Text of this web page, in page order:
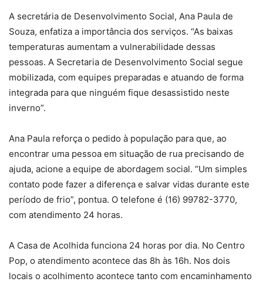
A secretária de Desenvolvimento Social, Ana Paula de
Souza, enfatiza a importância dos serviços. “As baixas
temperaturas aumentam a vulnerabilidade dessas
pessoas. A Secretaria de Desenvolvimento Social segue
mobilizada, com equipes preparadas e atuando de forma
integrada para que ninguém fique desassistido neste
inverno”.
Ana Paula reforça o pedido à população para que, ao
encontrar uma pessoa em situação de rua precisando de
ajuda, acione a equipe de abordagem social. “Um simples
contato pode fazer a diferença e salvar vidas durante este
período de frio”, pontua. O telefone é (16) 99782-3770,
com atendimento 24 horas.
A Casa de Acolhida funciona 24 horas por dia. No Centro
Pop, o atendimento acontece das 8h às 16h. Nos dois
locais o acolhimento acontece tanto com encaminhamento